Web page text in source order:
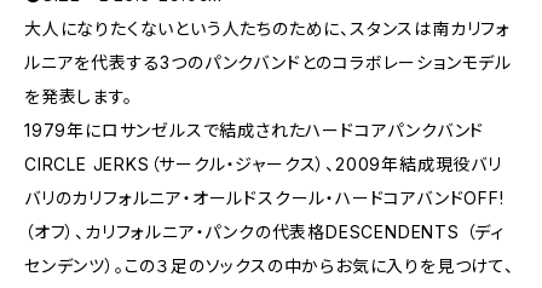
大人になりたくないという人たちのために、スタンスは南カリフォ
ルニアを代表する3つのパンクバンドとのコラボレーションモデル
を発表します。
1979年にロサンゼルスで結成されたハードコアパンクバンド
CIRCLE JERKS（サークル・ジャークス）、2009年結成現役バリ
バリのカリフォルニア・オールドスクール・ハードコアバンドOFF!
（オフ）、カリフォルニア・パンクの代表格DESCENDENTS （ディ
センデンツ）。この３足のソックスの中からお気に入りを見つけて、